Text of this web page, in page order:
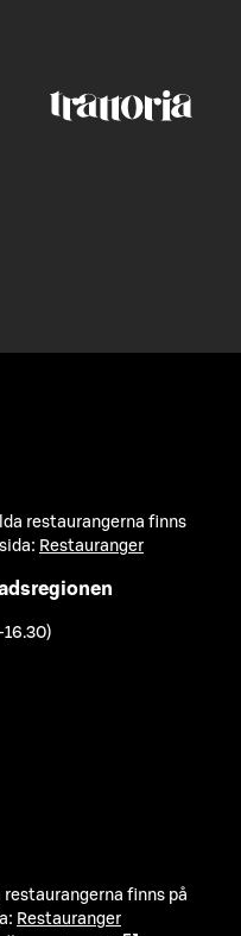
restaurangerna finns
Restauranger
finns på
Restauranger